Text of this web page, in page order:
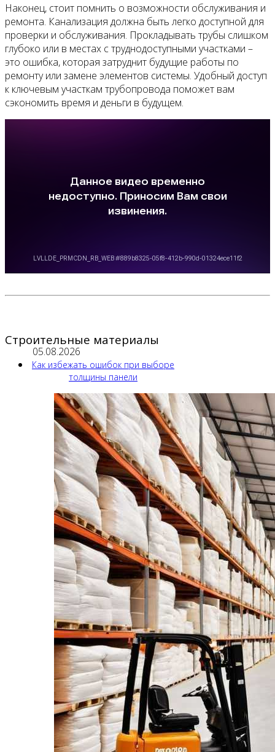
Наконец, стоит помнить о возможности обслуживания и
ремонта. Канализация должна быть легко доступной для
проверки и обслуживания. Прокладывать трубы слишком
глубоко или в местах с труднодоступными участками –
это ошибка, которая затруднит будущие работы по
ремонту или замене элементов системы. Удобный доступ
к ключевым участкам трубопровода поможет вам
сэкономить время и деньги в будущем.
Строительные материалы
05.08.2026
Как избежать ошибок при выборе
толщины панели